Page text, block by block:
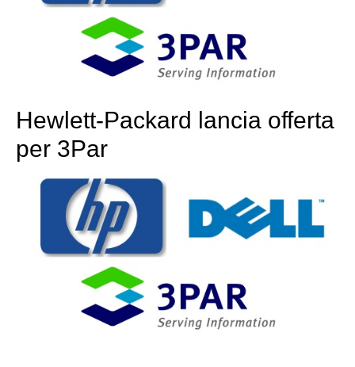
Hewlett-Packard lancia offerta
per 3Par